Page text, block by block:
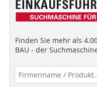
Finden Sie mehr als
BAU - der